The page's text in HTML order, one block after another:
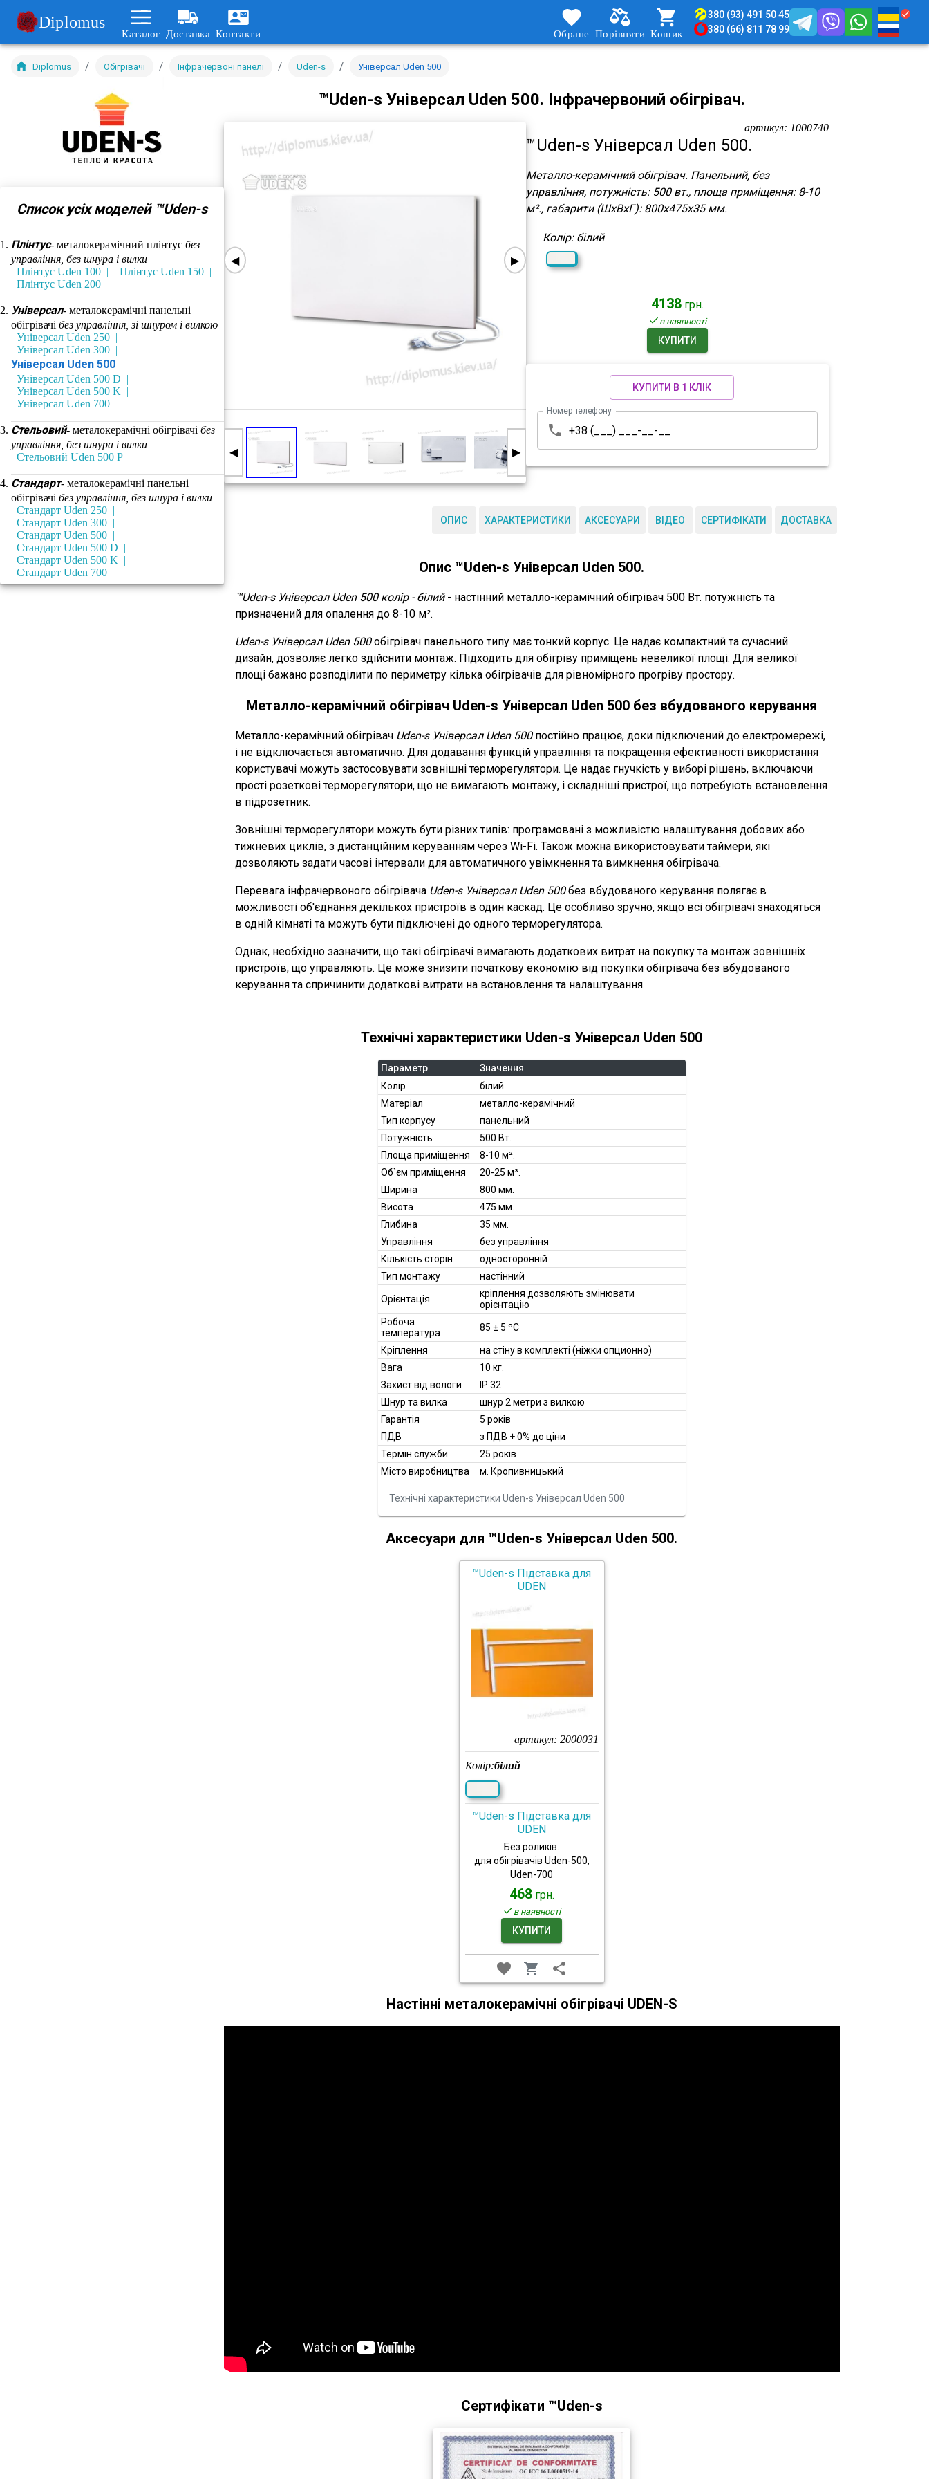
Diplomus
Каталог Доставка Контакти Обране Порівняти Кошик
380 (93) 491 50 45
380 (66) 811 78 99
Diplomus / Обігрівачі / Інфрачервоні панелі / Uden-s / Універсал Uden 500
Список усіх моделей ™Uden-s
Плінтус- металокерамічний плінтус без
управління, без шнура і вилки
Плінтус Uden 100
Плінтус Uden 150
Плінтус Uden 200
Універсал- металокерамічні панельні
обігрівачі без управління, зі шнуром і вилкою
Універсал Uden 250
Універсал Uden 300
Універсал Uden 500
Універсал Uden 500 D
Універсал Uden 500 K
Універсал Uden 700
Стельовий- металокерамічні обігрівачі без
управління, без шнура і вилки
Стельовий Uden 500 P
Стандарт- металокерамічні панельні
обігрівачі без управління, без шнура і вилки
Стандарт Uden 250
Стандарт Uden 300
Стандарт Uden 500
Стандарт Uden 500 D
Стандарт Uden 500 K
Стандарт Uden 700
™Uden-s Універсал Uden 500. Інфрачервоний обігрівач.
◀ ▶
◀ ▶
артикул: 1000740
™Uden-s Універсал Uden 500.
Металло-керамічний обігрівач. Панельний, без
управління, потужність: 500 вт., площа приміщення: 8-10
м²., габарити (ШхВхГ): 800x475x35 мм.
Колір: білий
4138 грн.
в наявності
КУПИТИ
КУПИТИ В 1 КЛІК
Номер телефону
ОПИС ХАРАКТЕРИСТИКИ АКСЕСУАРИ ВІДЕО СЕРТИФІКАТИ ДОСТАВКА
Опис ™Uden-s Універсал Uden 500.
™Uden-s Універсал Uden 500 колір - білий- настінний металло-керамічний обігрівач 500 Вт. потужність та
призначений для опалення до 8-10 м².
Uden-s Універсал Uden 500обігрівач панельного типу має тонкий корпус. Це надає компактний та сучасний
дизайн, дозволяє легко здійснити монтаж. Підходить для обігріву приміщень невеликої площі. Для великої
площі бажано розподілити по периметру кілька обігрівачів для рівномірного прогріву простору.
Металло-керамічний обігрівач Uden-s Універсал Uden 500 без вбудованого керування
Металло-керамічний обігрівач Uden-s Універсал Uden 500 постійно працює, доки підключений до електромережі,
і не відключається автоматично. Для додавання функцій управління та покращення ефективності використання
користувачі можуть застосовувати зовнішні терморегулятори. Це надає гнучкість у виборі рішень, включаючи
прості розеткові терморегулятори, що не вимагають монтажу, і складніші пристрої, що потребують встановлення
в підрозетник.
Зовнішні терморегулятори можуть бути різних типів: програмовані з можливістю налаштування добових або
тижневих циклів, з дистанційним керуванням через Wi-Fi. Також можна використовувати таймери, які
дозволяють задати часові інтервали для автоматичного увімкнення та вимкнення обігрівача.
Перевага інфрачервоного обігрівача Uden-s Універсал Uden 500без вбудованого керування полягає в
можливості об'єднання декількох пристроїв в один каскад. Це особливо зручно, якщо всі обігрівачі знаходяться
в одній кімнаті та можуть бути підключені до одного терморегулятора.
Однак, необхідно зазначити, що такі обігрівачі вимагають додаткових витрат на покупку та монтаж зовнішніх
пристроїв, що управляють. Це може знизити початкову економію від покупки обігрівача без вбудованого
керування та спричинити додаткові витрати на встановлення та налаштування.
Технічні характеристики Uden-s Універсал Uden 500
Технічні характеристики Uden-s Універсал Uden 500
Параметр
Значення
Колір
білий
Матеріал
металло-керамічний
Тип корпусу
панельний
Потужність
500 Вт.
Площа приміщення
8-10 м².
Об`єм приміщення
20-25 м³.
Ширина
800 мм.
Висота
475 мм.
Глибина
35 мм.
Управління
без управління
Кількість сторін
односторонній
Тип монтажу
настінний
Орієнтація
кріплення дозволяють змінювати
орієнтацію
Робоча
температура
85 ± 5 ºC
Кріплення
на стіну в комплекті (ніжки опционно)
Вага
10 кг.
Захист від вологи
IP 32
Шнур та вилка
шнур 2 метри з вилкою
Гарантія
5 років
ПДВ
з ПДВ + 0% до ціни
Термін служби
25 років
Місто виробництва
м. Кропивницький
Аксесуари для ™Uden-s Універсал Uden 500.
™Uden-s Підставка для
UDEN
артикул: 2000031
Колір:білий
™Uden-s Підставка для
UDEN
Без роликів.
для обігрівачів Uden-500,
Uden-700
468 грн.
в наявності
КУПИТИ
Настінні металокерамічні обігрівачі UDEN-S
Сертифікати ™Uden-s